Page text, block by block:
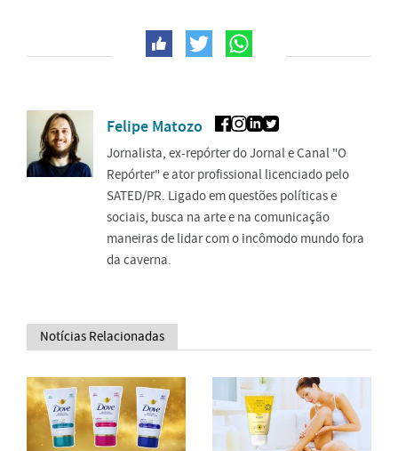
Felipe Matozo
Jornalista, ex-repórter do Jornal e Canal "O
Repórter" e ator profissional licenciado pelo
SATED/PR. Ligado em questões políticas e
sociais, busca na arte e na comunicação
maneiras de lidar com o incômodo mundo fora
da caverna.
Notícias Relacionadas